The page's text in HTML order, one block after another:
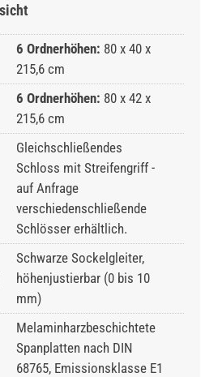
6 Ordnerhöhen: 80 x 40 x
215,6 cm
6 Ordnerhöhen: 80 x 42 x
215,6 cm
Gleichschließendes
Schloss mit Streifengriff -
auf Anfrage
verschiedenschließende
Schlösser erhältlich.
Schwarze Sockelgleiter,
höhenjustierbar (0 bis 10
mm)
Melaminharzbeschichtete
Spanplatten nach DIN
68765, Emissionsklasse E1